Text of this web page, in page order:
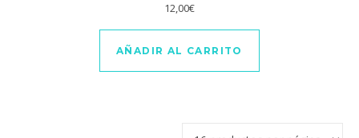
12,00€
AÑADIR AL CARRITO